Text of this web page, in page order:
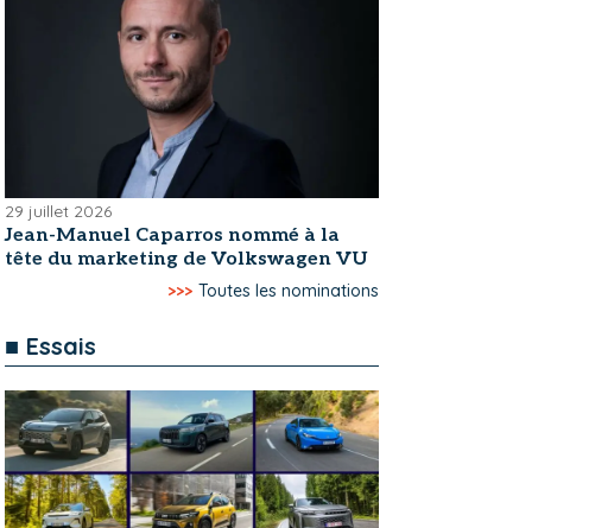
29 juillet 2026
Jean-Manuel Caparros nommé à la
tête du marketing de Volkswagen VU
>>> Toutes les nominations
■ Essais